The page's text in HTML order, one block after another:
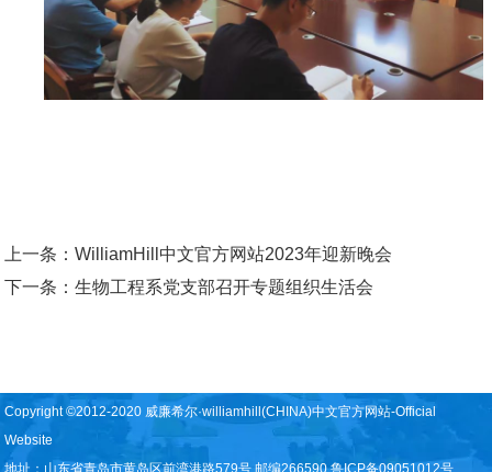
上一条：WilliamHill中文官方网站2023年迎新晚会
下一条：生物工程系党支部召开专题组织生活会
Copyright ©2012-2020 威廉希尔·williamhill(CHINA)中文官方网站-Official
Website
地址：山东省青岛市黄岛区前湾港路579号 邮编266590 鲁ICP备09051012号